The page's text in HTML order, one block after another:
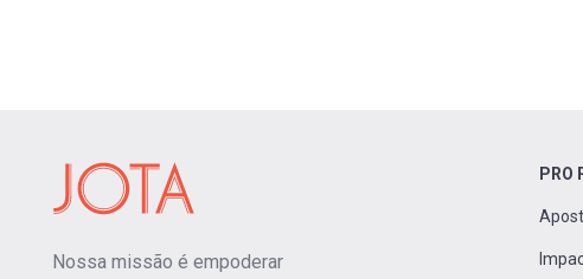
Nossa missão é empoderar
PRO